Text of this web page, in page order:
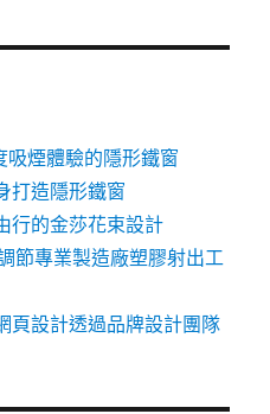
吸煙體驗的隱形鐵窗
打造隱形鐵窗
行的金莎花束設計
節專業製造廠塑膠射出工
頁設計透過品牌設計團隊